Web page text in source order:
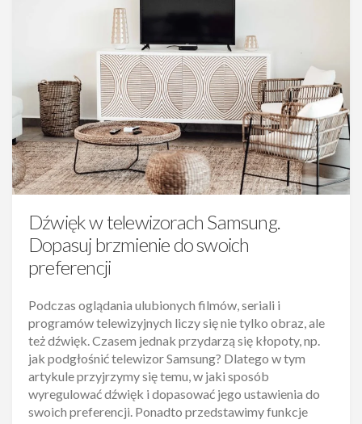
Dźwięk w telewizorach Samsung.
Dopasuj brzmienie do swoich
preferencji
Podczas oglądania ulubionych filmów, seriali i
programów telewizyjnych liczy się nie tylko obraz, ale
też dźwięk. Czasem jednak przydarzą się kłopoty, np.
jak podgłośnić telewizor Samsung? Dlatego w tym
artykule przyjrzymy się temu, w jaki sposób
wyregulować dźwięk i dopasować jego ustawienia do
swoich preferencji. Ponadto przedstawimy funkcje